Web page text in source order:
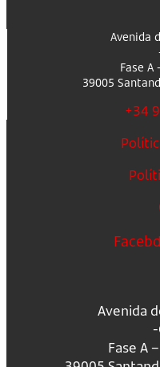
Avenida
Fase A
39005
+34
Avenida
Fase A